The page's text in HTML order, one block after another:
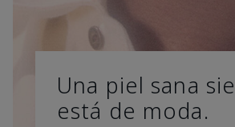
Una piel sana
está de moda.